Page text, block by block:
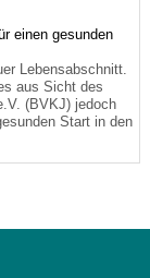
einen gesunden
Lebensabschnitt.
aus Sicht des
(BVKJ) jedoch
Start in den